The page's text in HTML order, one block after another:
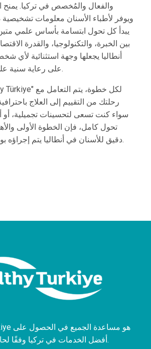
والفعال والمُخصص في تركيا. يمنح
ويوفر لأطباء الأسنان معلومات
يبدأ كل تحول ابتسامة بأساس علمي
بين الخبرة، والتكنولوجيا، والقدرة
أنطاليا يجعلها وجهة استثنائية
على رعاية سنية على مستوى عالمي.
رحلتك من التقييم إلى العلاج
سواء كنت تسعى لتحسينات تجميلية، أو
تحول كامل، فإن الخطوة الأولى
دقيق للأسنان في أنطاليا يتم إجراؤه بواسطة متخصصين.
أفضل الخدمات في تركيا وفقًا لحالتهم الفريدة.